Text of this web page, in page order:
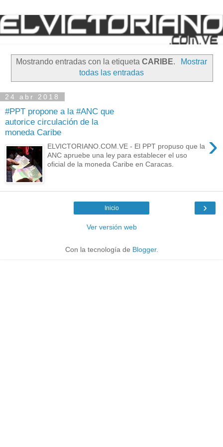
Mostrando entradas con la etiquetaCARIBE.
Mostrar
todas las entradas
24 abr 2018
#PPT propone a la #ANC que
autorice circulación de la
moneda Caribe
›
ELVICTORIANO.COM.VE - El PPT propuso que la
ANC apruebe una ley para establecer el uso
oficial de la moneda Caribe en Caracas.
›
Inicio
Ver versión web
Con la tecnología de Blogger.